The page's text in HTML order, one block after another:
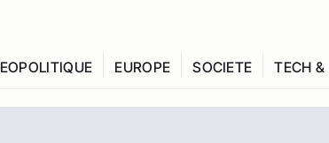
EUROPE SOCIETE TECH &